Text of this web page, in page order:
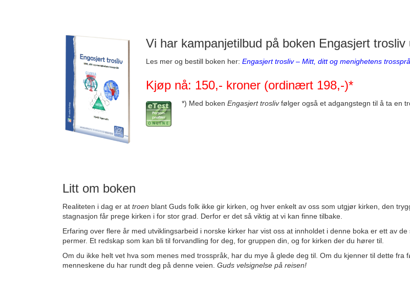
Vi har kampanjetilbud på boken Engasjert trosliv
Les mer og bestill boken her: Engasjert trosliv – Mitt, ditt og menighetens
Kjøp nå: 150,- kroner (ordinært 198,-)*
*) Med boken Engasjert trosliv følger også et adgangstegn til å ta en
Litt om boken
Realiteten i dag er at troen blant Guds folk ikke gir kirken, og hver enkelt av oss som utgjør kirken, den
stagnasjon får prege kirken i for stor grad. Derfor er det så viktig at vi kan finne tilbake.
Erfaring over flere år med utviklingsarbeid i norske kirker har vist oss at innholdet i denne boka er ett av
permer. Et redskap som kan bli til forvandling for deg, for gruppen din, og for kirken der du hører til.
Om du ikke helt vet hva som menes med trosspråk, har du mye å glede deg til. Om du kjenner til dette
menneskene du har rundt deg på denne veien. Guds velsignelse på reisen!